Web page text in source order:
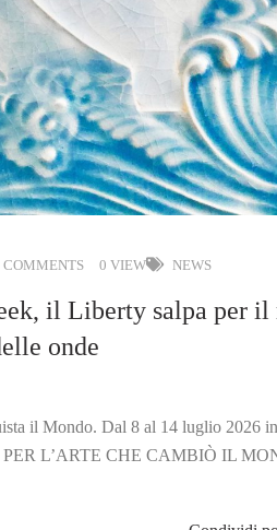
COMMENTS 0 VIEW NEWS
il Liberty salpa per il
onde
il Mondo. Dal 8 al 14 luglio 2026
L’ARTE CHE CAMBIÒ IL